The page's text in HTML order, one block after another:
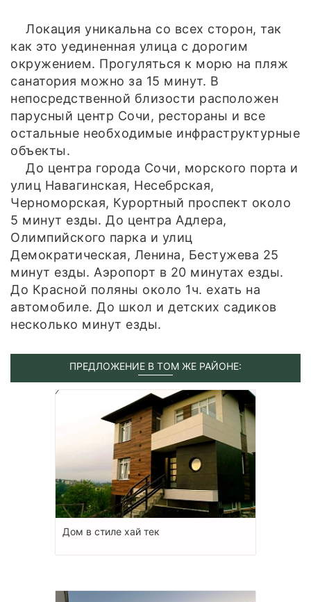
Локация уникальна со всех сторон, так
как это уединенная улица с дорогим
окружением. Прогуляться к морю на пляж
санатория можно за 15 минут. В
непосредственной близости расположен
парусный центр Сочи, рестораны и все
остальные необходимые инфраструктурные
объекты.
До центра города Cочи, морского порта и
улиц Навагинская, Несебрская,
Черноморская, Курортный проспект около
5 минут езды. До центра Адлера,
Олимпийского парка и улиц
Демократическая, Ленина, Бестужева 25
минут езды. Аэропорт в 20 минутах езды.
До Красной поляны около 1ч. ехать на
автомобиле. До школ и детских садиков
несколько минут езды.
ПРЕДЛОЖЕНИЕ В ТОМ ЖЕ РАЙОНЕ:
Дом в стиле хай тек